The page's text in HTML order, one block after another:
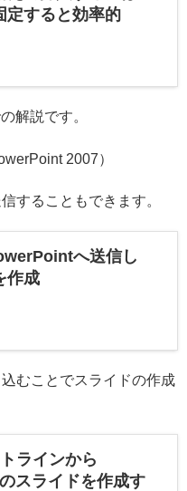
定すると効率的
解説です。
2007）
することもできます。
へ送信し
作成
むことでスライドの作成
ラインから
スライドを作成す